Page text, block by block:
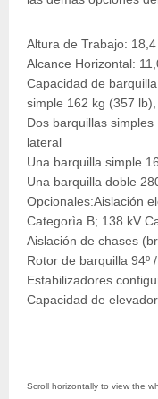
Altura de Trabajo:
Alcance Horizontal:
Capacidad de
simple 162 kg (357
Dos barquillas
lateral
Una barquilla simple
Una barquilla doble
Opcionales:Aislación
Categorìa B; 138 kV
Aislación de chases
Rotor de barquilla 94º
Estabilizadores
Capacidad de